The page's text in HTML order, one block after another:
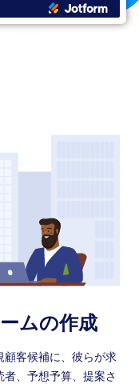
ムの作成
客候補に、彼らが求
、予想予算、提案さ